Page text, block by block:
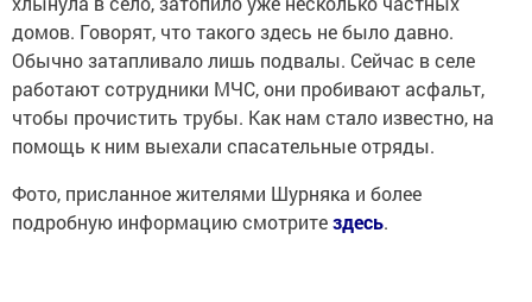
домов. Говорят, что такого здесь не было давно.
Обычно затапливало лишь подвалы. Сейчас в селе
работают сотрудники МЧС, они пробивают асфальт,
чтобы прочистить трубы. Как нам стало известно, на
помощь к ним выехали спасательные отряды.
Фото, присланное жителями Шурняка и более
подробную информацию смотритездесь.